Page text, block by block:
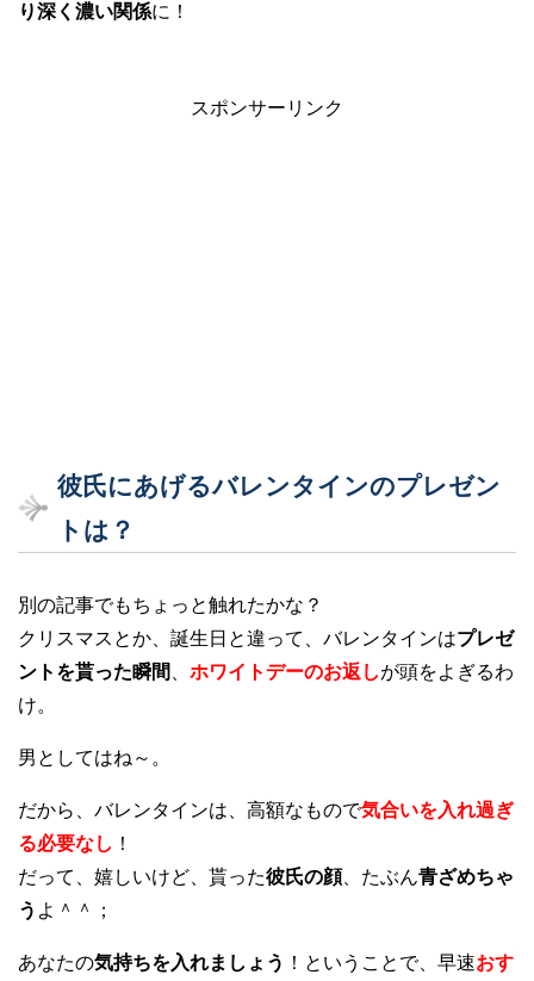
り深く濃い関係に！
スポンサーリンク
彼氏にあげるバレンタインのプレゼン
トは？
別の記事でもちょっと触れたかな？
クリスマスとか、誕生日と違って、バレンタインはプレゼ
ントを貰った瞬間
ホワイトデーのお返しが頭をよぎるわ
け。
男としてはね～。
だから、バレンタインは、高額なもので気合いを入れ過ぎ
る必要なし ！
だって、嬉しいけど、貰った彼氏の顔、たぶん青ざめちゃ
う よ＾＾；
あなたの気持ちを入れましょう ！ということで、早速おす